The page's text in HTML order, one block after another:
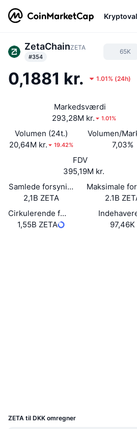
ZetaChainZETA
#354
65K
0,1881 kr. 1.01% (24h)
Markedsværdi
293,28M kr.
1.01%
Volumen (24t.)
20,64M kr.
19.42%
Volumen/
7,03%
FDV
395,19M kr.
Samlede forsyning
2,1B ZETA
Maksimale
2.1B
Cirkulerende forsyning
1,55B ZETA
97,46K
ZETA til DKK omregner